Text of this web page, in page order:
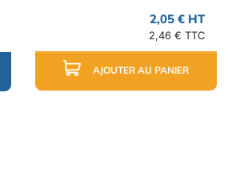
2,05 € HT
2,46 € TTC
AJOUTER AU PANIER